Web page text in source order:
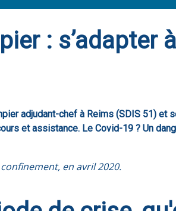
: s’adapter
adjudant-chef à Reims (SDIS 51)
et assistance. Le Covid-19 ? Un
en avril 2020.